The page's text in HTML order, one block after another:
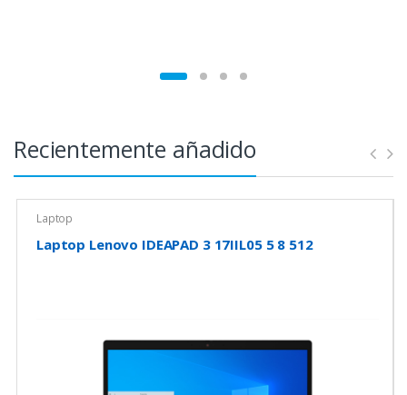
Recientemente añadido
Laptop
Laptop Lenovo IDEAPAD 3 17IIL05 5 8 512